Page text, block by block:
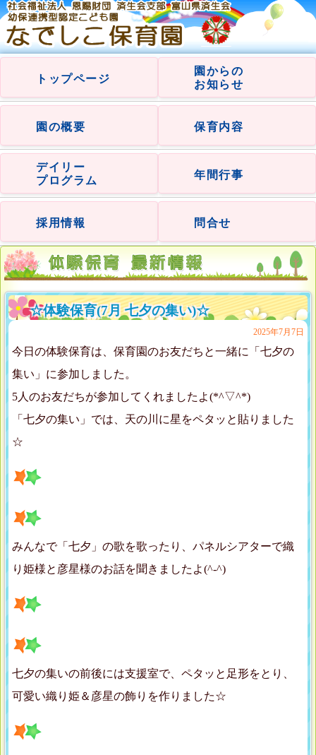
トップページ
園からの
お知らせ
園の概要 保育内容
デイリー
プログラム
年間行事
採用情報 問合せ
☆体験保育(7月 七夕の集い)☆
2025年7月7日
今日の体験保育は、保育園のお友だちと一緒に「七夕の
集い」に参加しました。
5人のお友だちが参加してくれましたよ(*^▽^*)
「七夕の集い」では、天の川に星をペタッと貼りました
☆
みんなで「七夕」の歌を歌ったり、パネルシアターで織
り姫様と彦星様のお話を聞きましたよ(^-^)
七夕の集いの前後には支援室で、ペタッと足形をとり、
可愛い織り姫＆彦星の飾りを作りました☆